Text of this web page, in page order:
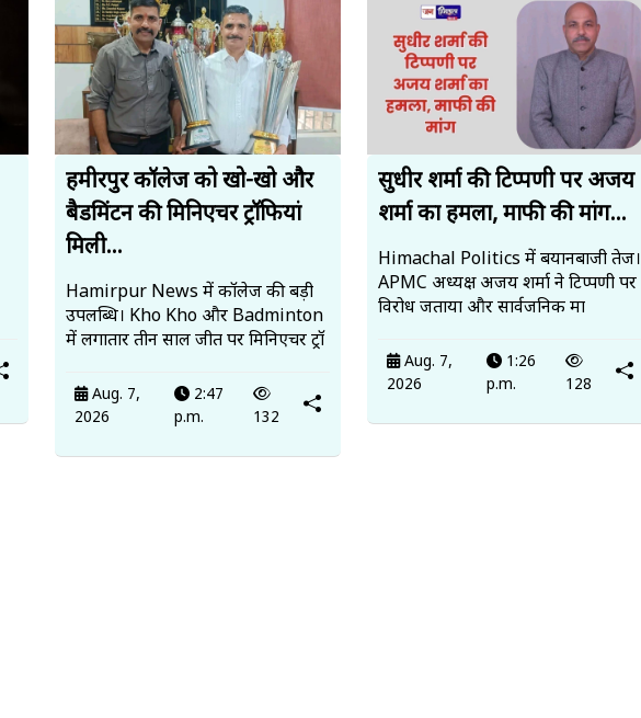
हमीरपुर कॉलेज को खो-खो और
बैडमिंटन की मिनिएचर ट्रॉफियां
मिली...
Hamirpur News में कॉलेज की बड़ी
उपलब्धि। Kho Kho और Badminton
में लगातार तीन साल जीत पर मिनिएचर ट्रॉ
Aug. 7,
2026
2:47
p.m.
132
सुधीर शर्मा की टिप्पणी पर अजय
शर्मा का हमला, माफी की मांग...
Himachal Politics में बयानबाजी तेज।
APMC अध्यक्ष अजय शर्मा ने टिप्पणी पर
विरोध जताया और सार्वजनिक मा
Aug. 7,
2026
1:26
p.m.
128